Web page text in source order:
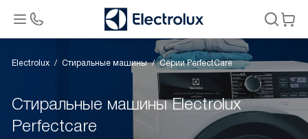
Electrolux Стиральные машины Серии PerfectCare
Стиральные машины Electrolux
Perfectcare